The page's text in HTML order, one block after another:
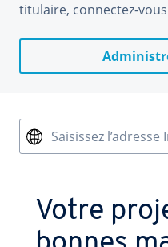
titulaire, connectez-
Saisissez
Votre